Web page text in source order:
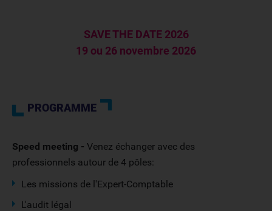
SAVE THE DATE 2026
19 ou 26 novembre 2026
PROGRAMME
Speed meeting - Venez échanger avec des
professionnels autour de 4 pôles:
Les missions de l'Expert-Comptable
L'audit légal